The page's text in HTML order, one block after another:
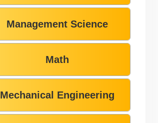
Management Science
Math
Mechanical Engineering